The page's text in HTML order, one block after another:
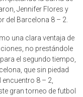
Jennifer Flores y
del Barcelona 8 – 2.
una clara ventaja de
no prestándole
el segundo tiempo,
que sin piedad
8 – 2,
gran torneo de futbol